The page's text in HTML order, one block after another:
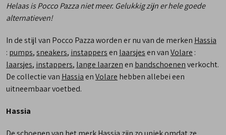
Helaas is Pocco Pazza niet meer. Gelukkig zijn er hele goede
alternatieven!
In de stijl van Pocco Pazza worden er nu van de merken Hassia
: pumps,sneakers, instappers en laarsjes en vanVolare :
laarsjes, instappers, lange laarzen en bandschoenenverkocht.
De collectie van Hassia enVolare hebben allebei een
uitneembaar voetbed.
Hassia